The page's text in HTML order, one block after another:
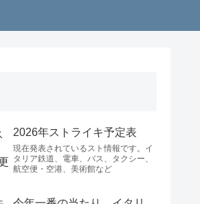
2026年ストライキ予定表
現在発表されているスト情報です。イ
タリア鉄道、電車、バス、タクシー、
航空便・空港、美術館など